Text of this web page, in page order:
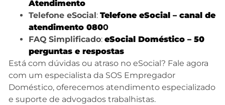
Atendimento
Telefone eSocial: Telefone eSocial – canal de
atendimento 0800
FAQ Simplificado: eSocial Doméstico – 50
perguntas e respostas
Está com dúvidas ou atraso no eSocial? Fale agora
com um especialista da SOS Empregador
Doméstico, oferecemos atendimento especializado
e suporte de advogados trabalhistas.